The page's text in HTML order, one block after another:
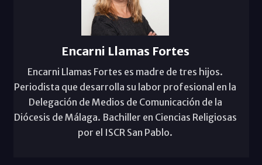
Encarni Llamas Fortes
Encarni Llamas Fortes es madre de tres hijos.
Periodista que desarrolla su labor profesional en la
Delegación de Medios de Comunicación de la
Diócesis de Málaga. Bachiller en Ciencias Religiosas
por el ISCR San Pablo.